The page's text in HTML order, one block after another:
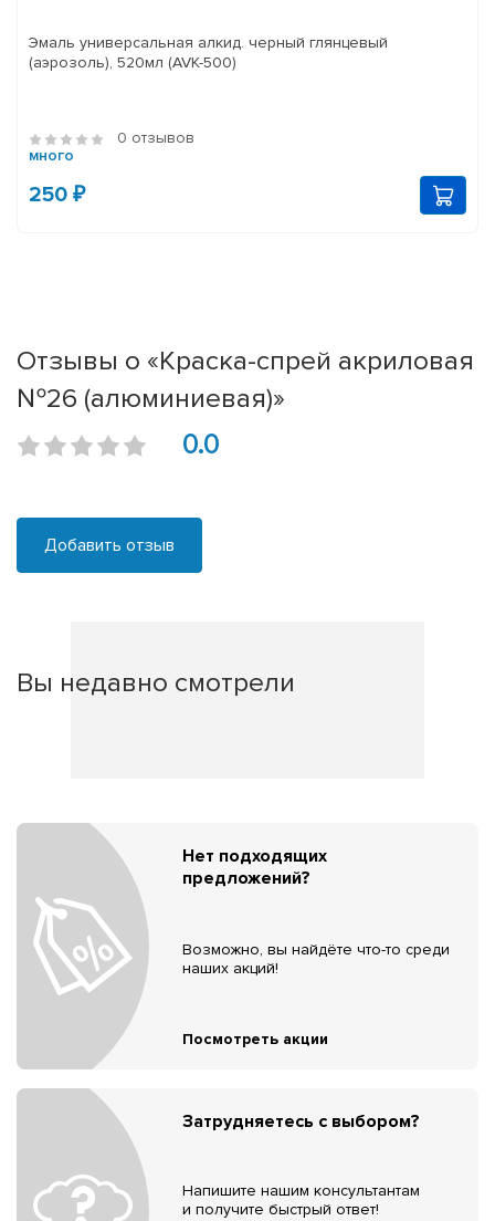
Эмаль универсальная алкид. черный глянцевый
(аэрозоль), 520мл (AVK-500)
0 отзывов
много
250 ₽
Отзывы о «Краска-спрей акриловая
№26 (алюминиевая)»
0.0
Добавить отзыв
Вы недавно смотрели
Нет подходящих
предложений?
Возможно, вы найдёте что-то среди
наших акций!
Посмотреть акции
Затрудняетесь с выбором?
Напишите нашим консультантам
и получите быстрый ответ!